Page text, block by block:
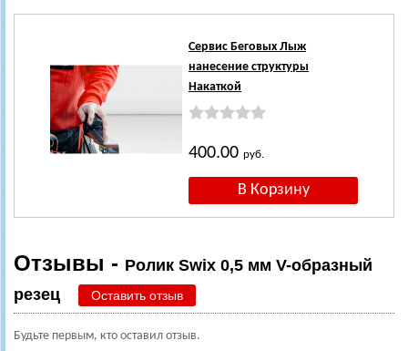
Сервис Беговых Лыж
нанесение структуры
Накаткой
400.00руб.
Отзывы - Ролик Swix 0,5 мм V-образный
резец
Оставить отзыв
Будьте первым, кто оставил отзыв.